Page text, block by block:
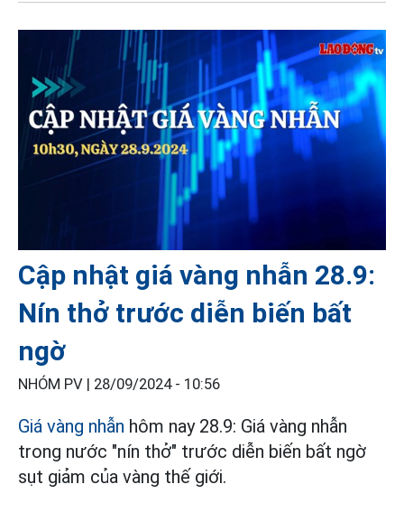
Cập nhật giá vàng nhẫn 28.9:
Nín thở trước diễn biến bất
ngờ
NHÓM PV | 28/09/2024 - 10:56
Giá vàng nhẫn hôm nay 28.9: Giá vàng nhẫn
trong nước "nín thở" trước diễn biến bất ngờ
sụt giảm của vàng thế giới.